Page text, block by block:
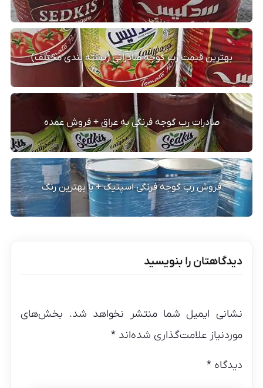
بهترین قیمت رب گوجه صادراتی (بسته بندی مختلف)
صادرات رب گوجه فرنگی به عراق + فروش عمده
فروش رب گوجه فرنگی اسپتیک + با بهترین رنگ
دیدگاهتان را بنویسید
نشانی ایمیل شما منتشر نخواهد شد. بخش‌های
موردنیاز علامت‌گذاری شده‌اند*
دیدگاه*